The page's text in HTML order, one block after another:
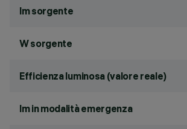
lm sorgente
W sorgente
Efficienza luminosa (valore reale)
lm in modalità emergenza